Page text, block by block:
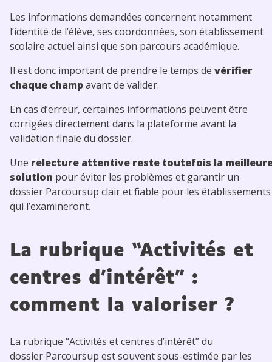
Les informations demandées concernent notamment
l’identité de l’élève, ses coordonnées, son établissement
scolaire actuel ainsi que son parcours académique.
Il est donc important de prendre le temps de vérifier
chaque champ avant de valider.
En cas d’erreur, certaines informations peuvent être
corrigées directement dans la plateforme avant la
validation finale du dossier.
Une relecture attentive reste toutefois la
solution pour éviter les problèmes et garantir un
dossier Parcoursup clair et fiable pour les établissements
qui l’examineront.
La rubrique “Activités et
centres d’intérêt” :
comment la valoriser ?
La rubrique “Activités et centres d’intérêt” du
dossier Parcoursup est souvent sous-estimée par les